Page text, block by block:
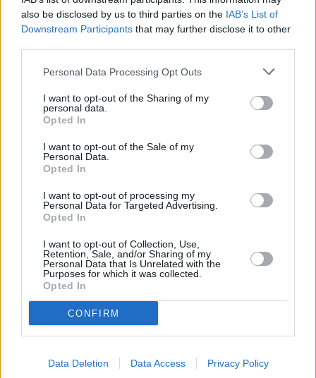
also be disclosed by us to third parties on the IAB’s List of
Downstream Participants that may further disclose it to other
Personal Data Processing Opt Outs
I want to opt-out of the Sharing of my
personal data.
Opted In
I want to opt-out of the Sale of my
Personal Data.
Opted In
I want to opt-out of processing my
Personal Data for Targeted Advertising.
Opted In
I want to opt-out of Collection, Use,
Retention, Sale, and/or Sharing of my
Personal Data that Is Unrelated with the
Purposes for which it was collected.
Opted In
CONFIRM
Data Deletion Data Access Privacy Policy
10.917,7
10.634,8 282,9
Operaciones de Capital
1.510,2 768,1
Total GNF* 11.678,2
1.517,8 13.196,0
12.145,0 1.051,0
En millones de euros
* Total Gasto No Financiero (capítulos I
tanto, ejecutar, mejor el Presupuesto
que se aprueba anualmente en el
Parlamento canario) sin incumplir la
regla de gasto. Eso pasa por gastar
mucho más en inversiones (los
capítulos 6 y 7 de las cuentas públicas)
y contener el gasto en operaciones